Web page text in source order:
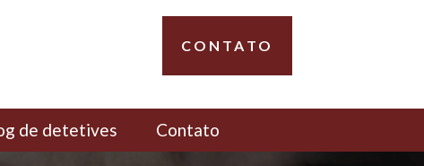
CONTATO
de detetives Contato